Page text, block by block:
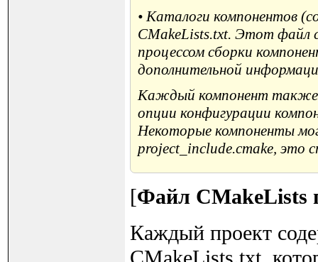
• Каталоги компонентов
CMakeLists.txt. Этот файл
процессом сборки
дополнительной
Каждый компонент
опции конфигурации
Некоторые компоненты
project_include.cmake, это
[Файл CMakeLists
Каждый проект